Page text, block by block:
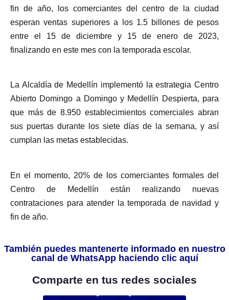
fin de año, los comerciantes del centro de la ciudad
esperan ventas superiores a los 1.5 billones de pesos
entre el 15 de diciembre y 15 de enero de 2023,
finalizando en este mes con la temporada escolar.
La Alcaldía de Medellín implementó la estrategia Centro
Abierto Domingo a Domingo y Medellín Despierta, para
que más de 8.950 establecimientos comerciales abran
sus puertas durante los siete días de la semana, y así
cumplan las metas establecidas.
En el momento, 20% de los comerciantes formales del
Centro de Medellín están realizando nuevas
contrataciones para atender la temporada de navidad y
fin de año.
También puedes mantenerte informado en nuestro
canal de WhatsApp haciendo clic aquí
Comparte en tus redes sociales